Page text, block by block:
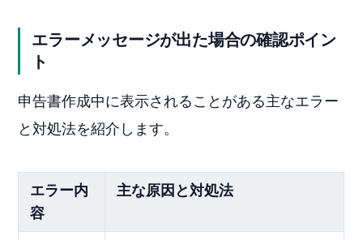
エラーメッセージが出た場合の確認ポイン
ト
申告書作成中に表示されることがある主なエラー
と対処法を紹介します。
エラー内
容
主な原因と対処法